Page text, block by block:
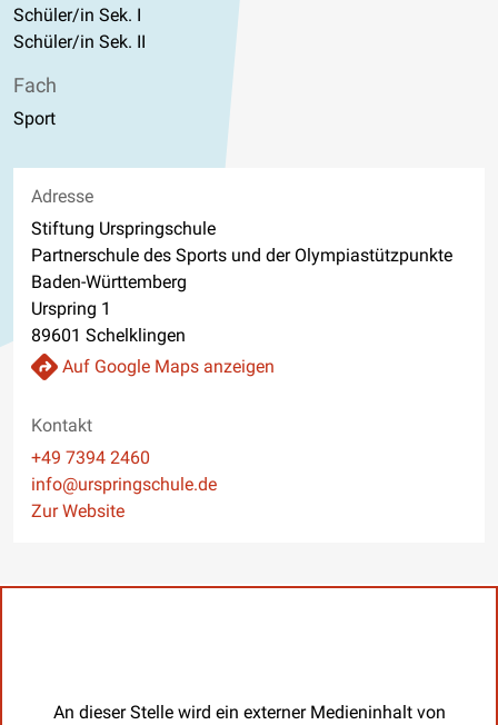
Schüler/in Sek. I
Schüler/in Sek. II
Fach
Sport
Adresse
Stiftung Urspringschule
Partnerschule des Sports und der Olympiastützpunkte
Baden-Württemberg
Urspring 1
89601 Schelklingen
Auf Google Maps anzeigen
Kontakt
Telefon
+49 7394 2460
E-Mail
info@urspringschule.de
Website
Zur Website
An dieser Stelle wird ein externer Medieninhalt von